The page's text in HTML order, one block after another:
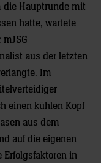
die Hauptrunde mit
hatte, wartete
aus der letzten
Im
einen kühlen Kopf
aus dem
auf die eigenen
Erfolgsfaktoren in